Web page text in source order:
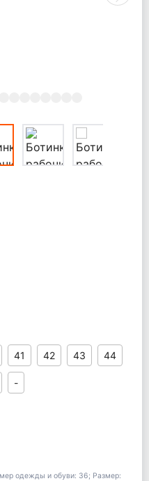
41 42 43 44
-
одежды и обуви: 36; Размер: